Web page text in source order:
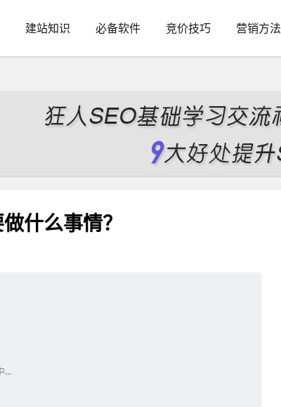
建站知识 必备软件 竞价技巧 营销方法
什么事情？